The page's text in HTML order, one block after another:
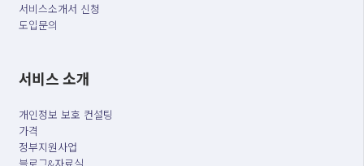
서비스소개서 신청
도입문의
서비스 소개
개인정보 보호 컨설팅
가격
정부지원사업